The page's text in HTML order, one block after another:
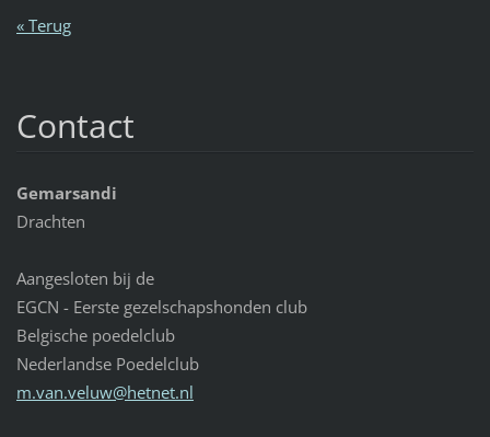
« Terug
Contact
Gemarsandi
Drachten
Aangesloten bij de
EGCN - Eerste gezelschapshonden club
Belgische poedelclub
Nederlandse Poedelclub
m.van.veluw@hetnet.nl